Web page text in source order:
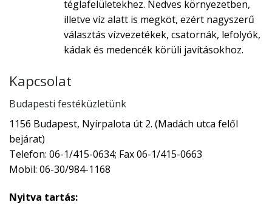
téglafelületekhez. Nedves környezetben,
illetve víz alatt is megköt, ezért nagyszerű
választás vízvezetékek, csatornák, lefolyók,
kádak és medencék körüli javításokhoz.
Kapcsolat
Budapesti festéküzletünk
1156 Budapest, Nyírpalota út 2. (Madách utca felől
bejárat)
Telefon: 06-1/415-0634; Fax 06-1/415-0663
Mobil: 06-30/984-1168
Nyitva tartás: